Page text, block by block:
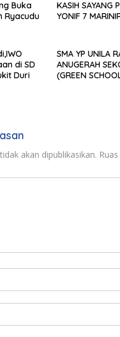
Buka
Ryacudu
KASIH SAYANG PRAJURIT
YONIF 7
di SD
Duri
SMA YP UNILA
ANUGERAH
(GREEN
akan dipublikasikan.